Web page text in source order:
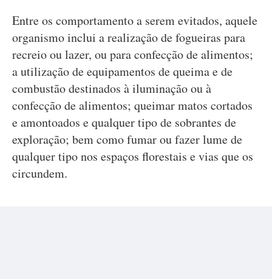
Entre os comportamento a serem evitados, aquele
organismo inclui a realização de fogueiras para
recreio ou lazer, ou para confecção de alimentos;
a utilização de equipamentos de queima e de
combustão destinados à iluminação ou à
confecção de alimentos; queimar matos cortados
e amontoados e qualquer tipo de sobrantes de
exploração; bem como fumar ou fazer lume de
qualquer tipo nos espaços florestais e vias que os
circundem.